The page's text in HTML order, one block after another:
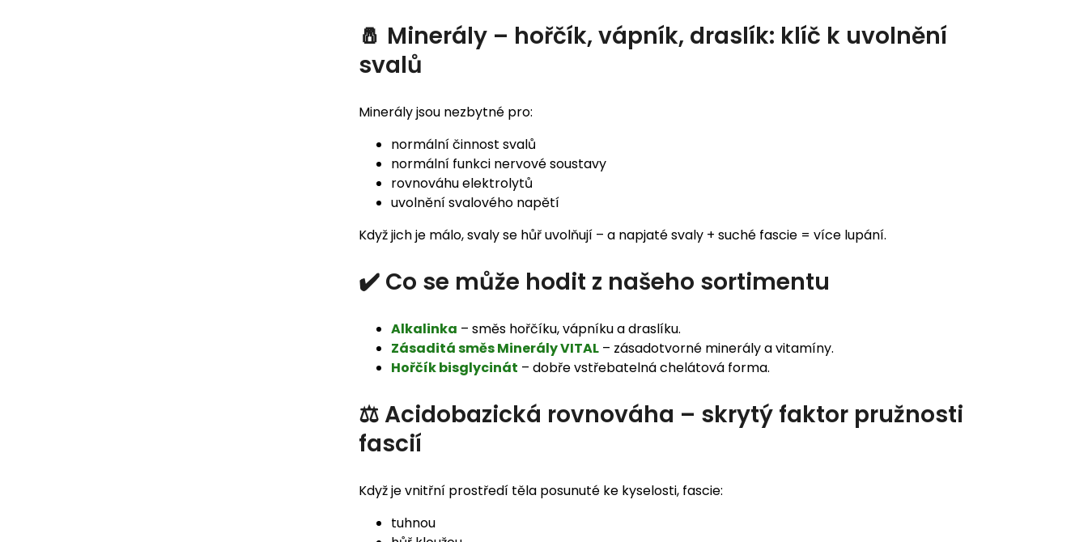
🧂 Minerály – hořčík, vápník, draslík: klíč k uvolnění
svalů
Minerály jsou nezbytné pro:
normální činnost svalů
normální funkci nervové soustavy
rovnováhu elektrolytů
uvolnění svalového napětí
Když jich je málo, svaly se hůř uvolňují – a napjaté svaly + suché fascie = více lupání.
✔️ Co se může hodit z našeho sortimentu
Alkalinka – směs hořčíku, vápníku a draslíku.
Zásaditá směs Minerály VITAL – zásadotvorné minerály a vitamíny.
Hořčík bisglycinát – dobře vstřebatelná chelátová forma.
⚖️ Acidobazická rovnováha – skrytý faktor pružnosti
fascií
Když je vnitřní prostředí těla posunuté ke kyselosti, fascie:
tuhnou